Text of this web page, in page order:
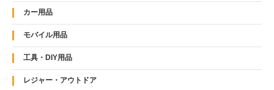
カー用品
モバイル用品
工具・DIY用品
レジャー・アウトドア